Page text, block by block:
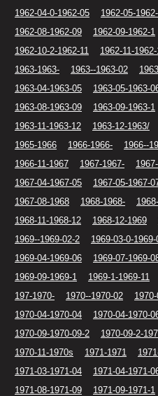
1962-04-0-1962-05
1962-05-
1962-08-1962-09
1962-09-1962-1
1962-10-2-1962-11
1962-11-
1963-1963-
1963--1963-02
1963-04-1963-05
1963-05-1963-
1963-08-1963-09
1963-09-1963-1
1963-11-1963-12
1963-12-1963/
1965-1966
1966-1966- 1966--
1966-11-1967
1967-1967-
1967-04-1967-05
1967-05-1967-
1967-08-1968
1968-1968-
1968-11-1968-12
1968-12-1969
1969--1969-02-2
1969-03-0-1969-
1969-04-1969-06
1969-07-1969-
1969-09-1969-1
1969-1-1969-11
197-1970-
1970--1970-02
1970-04-1970-04
1970-04-1970-
1970-09-1970-09-2
1970-09-2-
1970-11-1970s
1971-1971
1971-03-1971-04
1971-04-1971-
1971-08-1971-09
1971-09-1971-1